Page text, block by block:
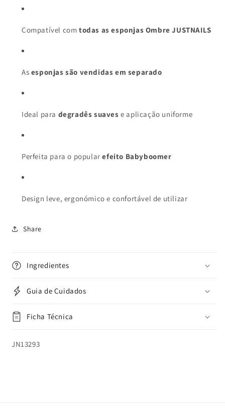
Compatível com todas as esponjas Ombre JUSTNAILS
As esponjas são vendidas em separado
Ideal para degradês suaves e aplicação uniforme
Perfeita para o popularefeito Babyboomer
Design leve, ergonómico e confortável de utilizar
Share
Ingredientes
Guia de Cuidados
Ficha Técnica
SKU:
JN13293